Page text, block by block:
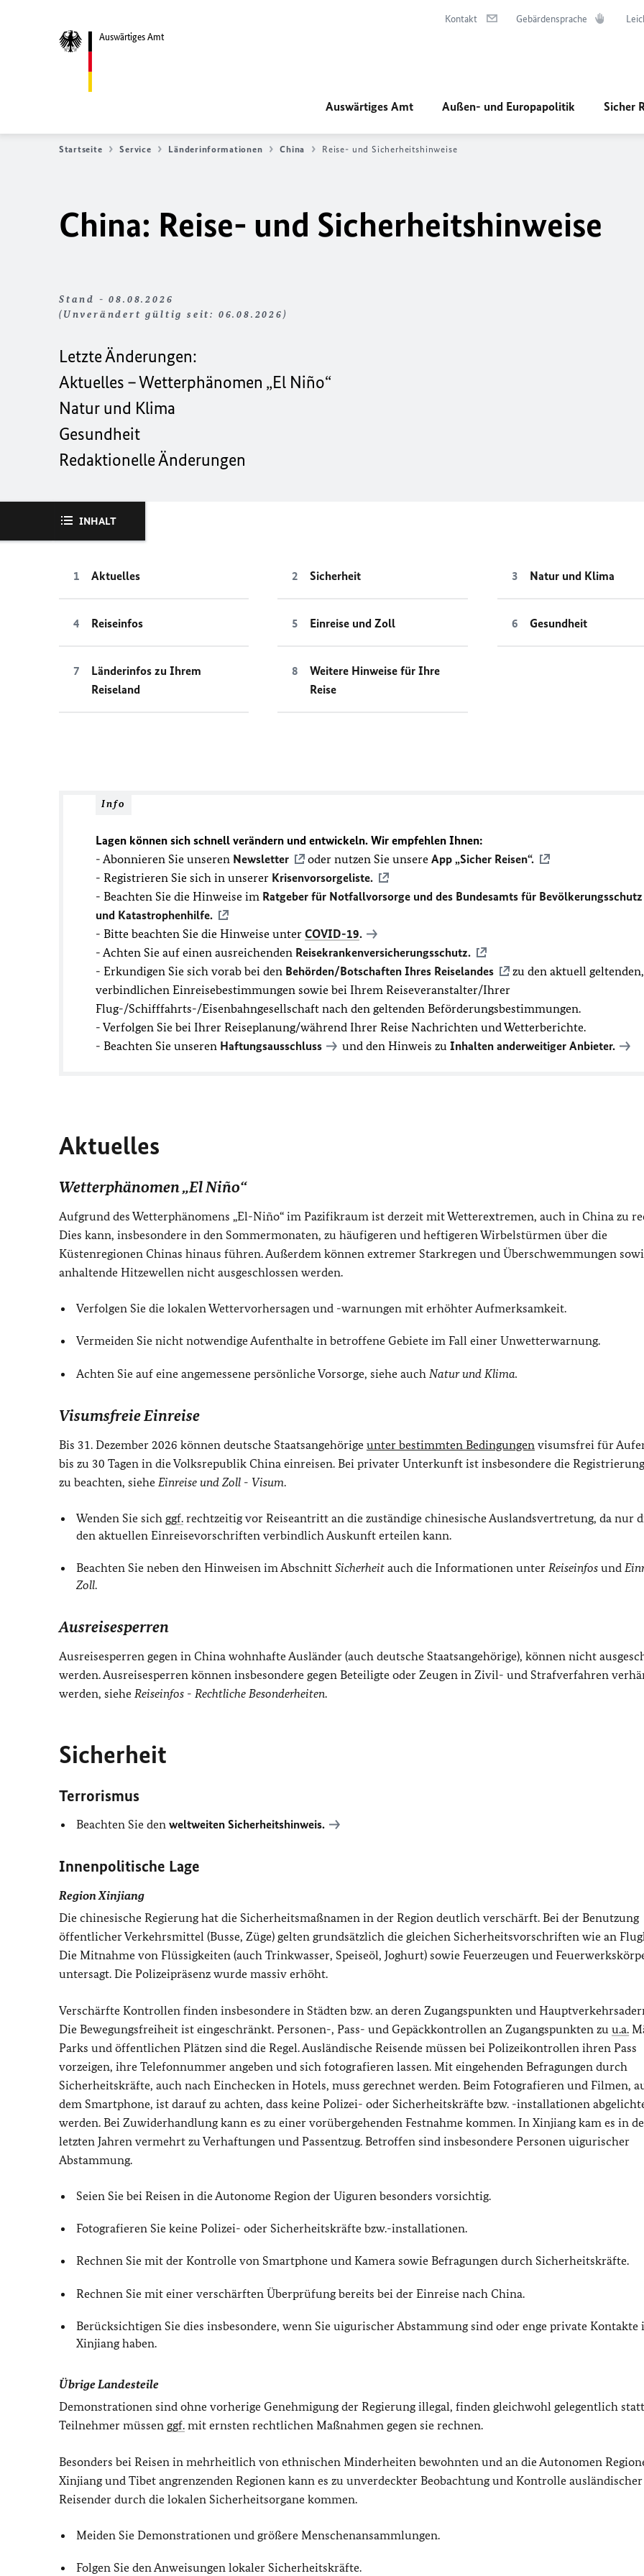
Auswärtiges Amt
Kontakt Gebärdensprache
Auswärtiges Amt Außen- und Europapolitik Sicher
Startseite Service Länderinformationen China Reise- und Sicherheitshinweise
China: Reise- und Sicherheitshinweise
Stand - 08.08.2026
(Unverändert gültig seit: 06.08.2026)
Letzte Änderungen:
Aktuelles – Wetterphänomen „El Niño“
Natur und Klima
Gesundheit
Redaktionelle Änderungen
INHALT
Aktuelles Sicherheit Natur und Klima
Reiseinfos Einreise und Zoll Gesundheit
Länderinfos zu Ihrem
Reiseland
Weitere Hinweise für Ihre
Reise
Info
Lagen können sich schnell verändern und entwickeln. Wir empfehlen Ihnen:
- Abonnieren Sie unseren Newsletter oder nutzen Sie unsere App „Sicher Reisen“.
- Registrieren Sie sich in unserer Krisenvorsorgeliste.
- Beachten Sie die Hinweise im Ratgeber für Notfallvorsorge und des Bundesamts für Bevölkerungsschutz
und Katastrophenhilfe.
- Bitte beachten Sie die Hinweise unter COVID-19.
- Achten Sie auf einen ausreichenden Reisekrankenversicherungsschutz.
- Erkundigen Sie sich vorab bei den Behörden/Botschaften Ihres Reiselandes
zu den aktuell geltenden,
verbindlichen Einreisebestimmungen sowie bei Ihrem Reiseveranstalter/Ihrer
Flug-/Schifffahrts-/Eisenbahngesellschaft nach den geltenden Beförderungsbestimmungen.
- Verfolgen Sie bei Ihrer Reiseplanung/während Ihrer Reise Nachrichten und Wetterberichte.
- Beachten Sie unseren Haftungsausschluss und den Hinweis zu Inhalten anderweitiger Anbieter.
Aktuelles
Wetterphänomen „El Niño“
Aufgrund des Wetterphänomens „El-Niño“ im Pazifikraum ist derzeit mit Wetterextremen, auch in China zu
Dies kann, insbesondere in den Sommermonaten, zu häufigeren und heftigeren Wirbelstürmen über die
Küstenregionen Chinas hinaus führen. Außerdem können extremer Starkregen und Überschwemmungen
anhaltende Hitzewellen nicht ausgeschlossen werden.
Verfolgen Sie die lokalen Wettervorhersagen und -warnungen mit erhöhter Aufmerksamkeit.
Vermeiden Sie nicht notwendige Aufenthalte in betroffene Gebiete im Fall einer Unwetterwarnung.
Achten Sie auf eine angemessene persönliche Vorsorge, siehe auch Natur und Klima.
Visumsfreie Einreise
Bis 31. Dezember 2026 können deutsche Staatsangehörige unter bestimmten Bedingungen visumsfrei für
bis zu 30 Tagen in die Volksrepublik China einreisen. Bei privater Unterkunft ist insbesondere die
zu beachten, siehe Einreise und Zoll - Visum.
Wenden Sie sich ggf. rechtzeitig vor Reiseantritt an die zuständige chinesische Auslandsvertretung, da nur
den aktuellen Einreisevorschriften verbindlich Auskunft erteilen kann.
Beachten Sie neben den Hinweisen im AbschnittSicherheit auch die Informationen unter Reiseinfos und
Zoll.
Ausreisesperren
Ausreisesperren gegen in China wohnhafte Ausländer (auch deutsche Staatsangehörige), können nicht
werden. Ausreisesperren können insbesondere gegen Beteiligte oder Zeugen in Zivil- und Strafverfahren
werden, siehe Reiseinfos - Rechtliche Besonderheiten.
Sicherheit
Terrorismus
Beachten Sie denweltweiten Sicherheitshinweis.
Innenpolitische Lage
Region Xinjiang
Die chinesische Regierung hat die Sicherheitsmaßnamen in der Region deutlich verschärft. Bei der Benutzung
öffentlicher Verkehrsmittel (Busse, Züge) gelten grundsätzlich die gleichen Sicherheitsvorschriften wie an
Die Mitnahme von Flüssigkeiten (auch Trinkwasser, Speiseöl, Joghurt) sowie Feuerzeugen und
untersagt. Die Polizeipräsenz wurde massiv erhöht.
Verschärfte Kontrollen finden insbesondere in Städten bzw. an deren Zugangspunkten und
Die Bewegungsfreiheit ist eingeschränkt. Personen-, Pass- und Gepäckkontrollen an Zugangspunkten zu u.a.
Parks und öffentlichen Plätzen sind die Regel. Ausländische Reisende müssen bei Polizeikontrollen ihren Pass
vorzeigen, ihre Telefonnummer angeben und sich fotografieren lassen. Mit eingehenden Befragungen durch
Sicherheitskräfte, auch nach Einchecken in Hotels, muss gerechnet werden. Beim Fotografieren und Filmen,
dem Smartphone, ist darauf zu achten, dass keine Polizei- oder Sicherheitskräfte bzw. -installationen
werden. Bei Zuwiderhandlung kann es zu einer vorübergehenden Festnahme kommen. In Xinjiang kam es in
letzten Jahren vermehrt zu Verhaftungen und Passentzug. Betroffen sind insbesondere Personen uigurischer
Abstammung.
Seien Sie bei Reisen in die Autonome Region der Uiguren besonders vorsichtig.
Fotografieren Sie keine Polizei- oder Sicherheitskräfte bzw.-installationen.
Rechnen Sie mit der Kontrolle von Smartphone und Kamera sowie Befragungen durch Sicherheitskräfte.
Rechnen Sie mit einer verschärften Überprüfung bereits bei der Einreise nach China.
Berücksichtigen Sie dies insbesondere, wenn Sie uigurischer Abstammung sind oder enge private Kontakte
Xinjiang haben.
Übrige Landesteile
Demonstrationen sind ohne vorherige Genehmigung der Regierung illegal, finden gleichwohl gelegentlich
Teilnehmer müssen ggf. mit ernsten rechtlichen Maßnahmen gegen sie rechnen.
Besonders bei Reisen in mehrheitlich von ethnischen Minderheiten bewohnten und an die Autonomen
Xinjiang und Tibet angrenzenden Regionen kann es zu unverdeckter Beobachtung und Kontrolle ausländischer
Reisender durch die lokalen Sicherheitsorgane kommen.
Meiden Sie Demonstrationen und größere Menschenansammlungen.
Folgen Sie den Anweisungen lokaler Sicherheitskräfte.